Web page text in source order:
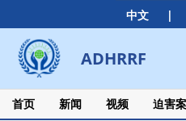
中文 |
to
content
ADHRRF
Secondary
Navigation
Menu
首页 新闻 视频 迫害